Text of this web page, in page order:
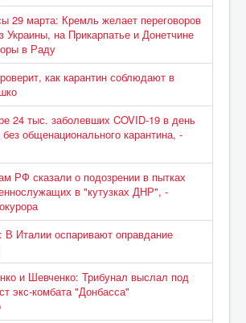
29 марта: Кремль желает переговоров
Украины, на Прикарпатье и Донетчине
в Раду
как карантин соблюдают в
24 тыс. заболевших COVID-19 в день
общенационального карантина, -
РФ сказали о подозрении в пытках
в "кутузках ДНР", -
Италии оспаривают оправдание
и Шевченко: Трибунал выслал под
экс-комбата "Донбасса"